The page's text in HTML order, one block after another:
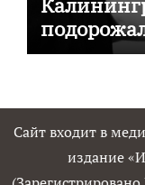
Сайт входит в
издание